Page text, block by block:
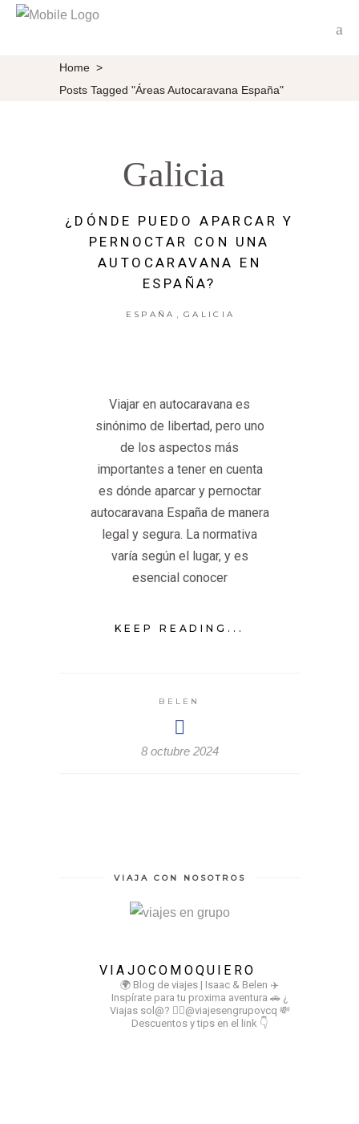
Home >
Posts Tagged "áreas Autocaravana España"
Galicia
¿DÓNDE PUEDO APARCAR Y
PERNOCTAR CON UNA
AUTOCARAVANA EN
ESPAÑA?
ESPAÑA GALICIA
Viajar en autocaravana es
sinónimo de libertad, pero uno
de los aspectos más
importantes a tener en cuenta
es dónde aparcar y pernoctar
autocaravana España de manera
legal y segura. La normativa
varía según el lugar, y es
esencial conocer
KEEP READING...
BELEN
8 octubre 2024
VIAJA CON NOSOTROS
VIAJOCOMOQUIERO
🌍 Blog de viajes | Isaac & Belen ✈️
Inspírate para tu proxima aventura 🚗 ¿
Viajas sol@? 👉🏻@viajesengrupovcq 💸
Descuentos y tips en el link 👇